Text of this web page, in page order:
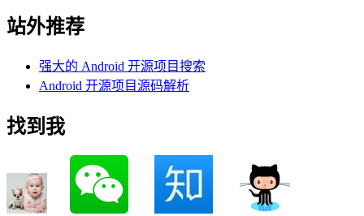
站外推荐
强大的 Android 开源项目搜索
Android 开源项目源码解析
找到我